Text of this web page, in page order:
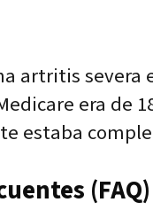
artritis
era de
estaba
(FAQ)